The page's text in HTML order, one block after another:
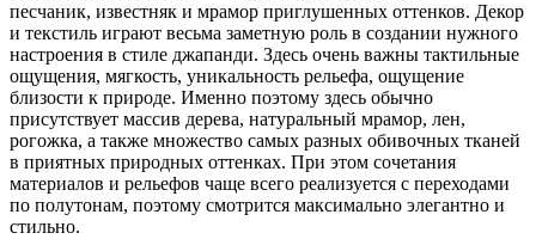
песчаник, известняк и мрамор приглушенных оттенков. Декор
и текстиль играют весьма заметную роль в создании нужного
настроения в стиле джапанди. Здесь очень важны тактильные
ощущения, мягкость, уникальность рельефа, ощущение
близости к природе. Именно поэтому здесь обычно
присутствует массив дерева, натуральный мрамор, лен,
рогожка, а также множество самых разных обивочных тканей
в приятных природных оттенках. При этом сочетания
материалов и рельефов чаще всего реализуется с переходами
по полутонам, поэтому смотрится максимально элегантно и
стильно.